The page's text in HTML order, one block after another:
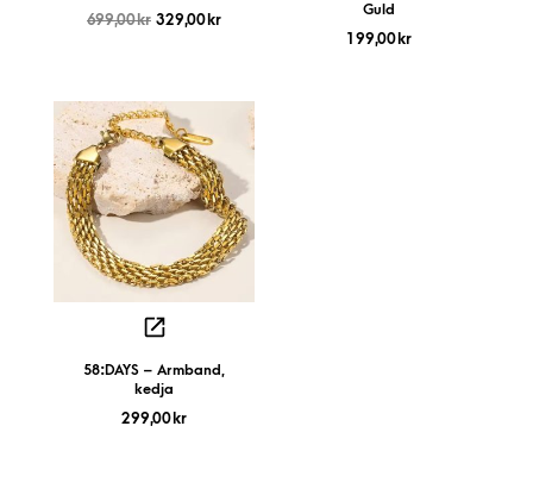
699,00kr 329,00 kr
Guld
199,00 kr
58:DAYS – Armband,
kedja
299,00 kr